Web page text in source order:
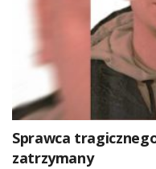
Sprawca
zatrzymany